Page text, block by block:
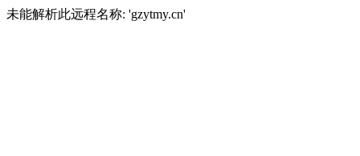
未能解析此远程名称: 'gzytmy.cn'